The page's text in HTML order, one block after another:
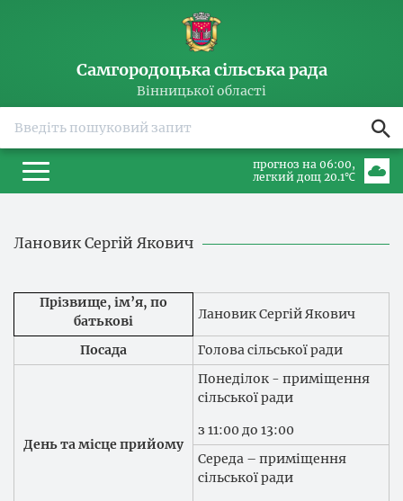
Самгородоцька сільська рада
Вінницької області
прогноз на 06:00
легкий дощ 20.1℃
Лановик Сергій Якович
Прізвище, ім’я, по
батькові
Лановик Сергій Якович
Посада Голова сільської ради
День та місце прийому
Понеділок - приміщення
сільської ради
з 11:00 до 13:00
Середа – приміщення
сільської ради